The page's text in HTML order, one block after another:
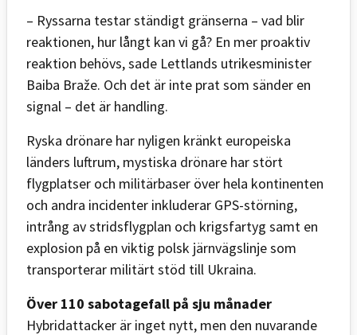
– Ryssarna testar ständigt gränserna – vad blir
reaktionen, hur långt kan vi gå? En mer proaktiv
reaktion behövs, sade Lettlands utrikesminister
Baiba Braže. Och det är inte prat som sänder en
signal – det är handling.
Ryska drönare har nyligen kränkt europeiska
länders luftrum, mystiska drönare har stört
flygplatser och militärbaser över hela kontinenten
och andra incidenter inkluderar GPS-störning,
intrång av stridsflygplan och krigsfartyg samt en
explosion på en viktig polsk järnvägslinje som
transporterar militärt stöd till Ukraina.
Över 110 sabotagefall på sju månader
Hybridattacker är inget nytt, men den nuvarande